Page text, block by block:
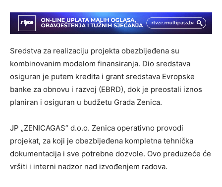
Sredstva za realizaciju projekta obezbijeđena su
kombinovanim modelom finansiranja. Dio sredstava
osiguran je putem kredita i grant sredstava Evropske
banke za obnovu i razvoj (EBRD), dok je preostali iznos
planiran i osiguran u budžetu Grada Zenica.
JP „ZENICAGAS“ d.o.o. Zenica operativno provodi
projekat, za koji je obezbijeđena kompletna tehnička
dokumentacija i sve potrebne dozvole. Ovo preduzeće će
vršiti i interni nadzor nad izvođenjem radova.